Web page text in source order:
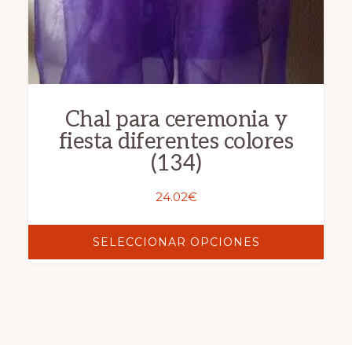
Chal para ceremonia y
fiesta diferentes colores
(134)
24.02€
SELECCIONAR OPCIONES